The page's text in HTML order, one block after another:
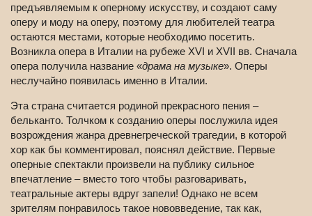
предъявляемым к оперному искусству, и создают саму
оперу и моду на оперу, поэтому для любителей театра
остаются местами, которые необходимо посетить.
Возникла опера в Италии на рубеже XVI и XVII вв. Сначала
опера получила название «драма на музыке». Оперы
неслучайно появилась именно в Италии.
Эта страна считается родиной прекрасного пения –
бельканто. Толчком к созданию оперы послужила идея
возрождения жанра древнегреческой трагедии, в которой
хор как бы комментировал, пояснял действие. Первые
оперные спектакли произвели на публику сильное
впечатление – вместо того чтобы разговаривать,
театральные актеры вдруг запели! Однако не всем
зрителям понравилось такое нововведение, так как,